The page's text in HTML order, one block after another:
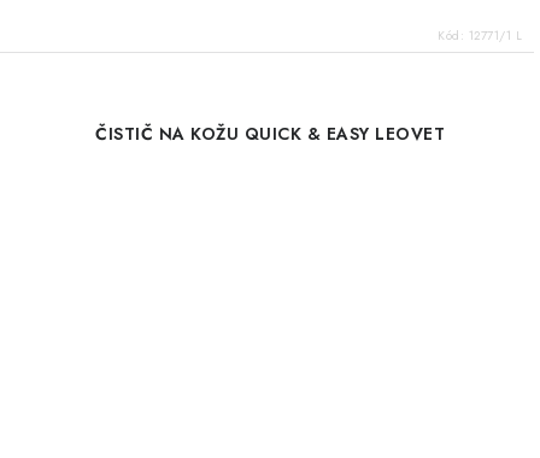
Kód: 12771/1 L
ČISTIČ NA KOŽU QUICK & EASY LEOVET